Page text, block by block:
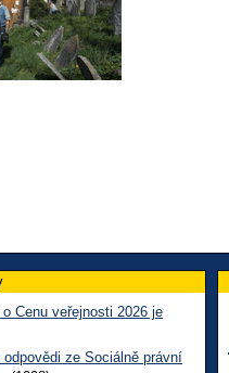
Cenu veřejnosti 2026 je
ze Sociálně právní